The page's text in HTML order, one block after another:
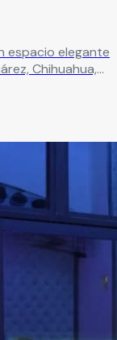
espacio elegante
Chihuahua,
y
XV años,
Su sofisticada
como una
nivel.